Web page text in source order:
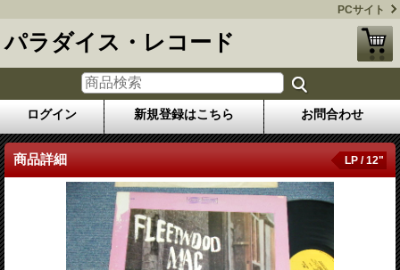
PCサイト
パラダイス・レコード
ログイン 新規登録はこちら お問合わせ
商品詳細 LP / 12"